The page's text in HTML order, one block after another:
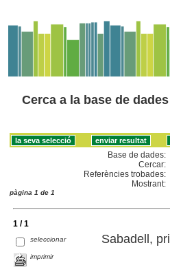
Cerca a la base de dades
Base de dades:
Cercar:
Referències trobades:
Mostrant:
pàgina 1 de 1
1 / 1
seleccionar
imprimir
Sabadell,